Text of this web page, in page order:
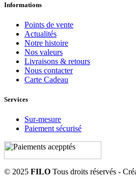
Informations
Points de vente
Actualités
Notre histoire
Nos valeurs
Livraisons & retours
Nous contacter
Carte Cadeau
Services
Sur-mesure
Paiement sécurisé
© 2025 FILO Tous droits réservés -